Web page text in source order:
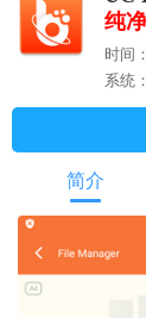
纯
时间
系统
简介